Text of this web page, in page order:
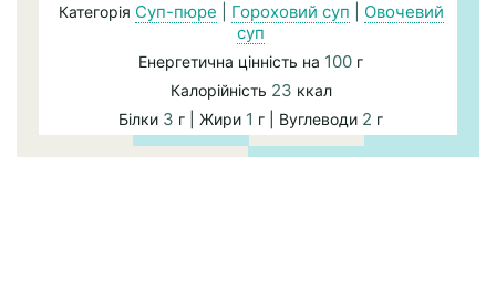
Категорія Суп-пюре Гороховий суп
Овочевий
суп
Енергетична цінність на 100 г
Калорійність 23 ккал
Білки 3 г | Жири 1 г | Вуглеводи 2 г